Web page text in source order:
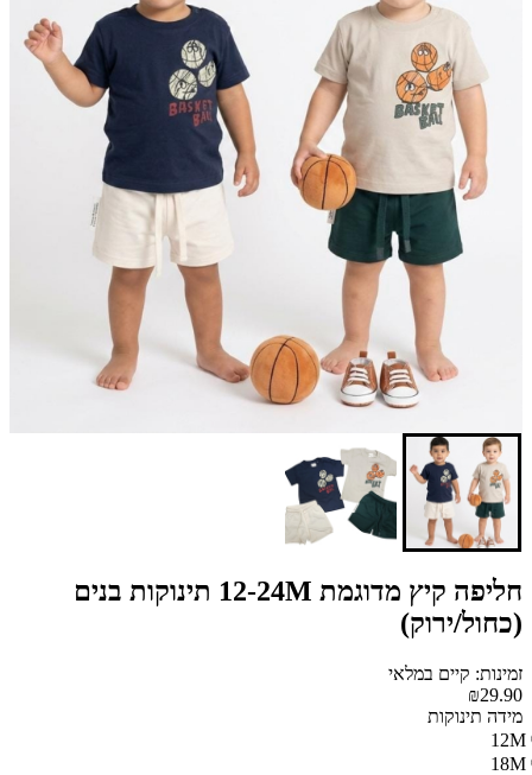
חליפה קיץ מדוגמת 12-24M תינוקות בנים
(כחול/ירוק)
זמינות: קיים במלאי
₪29.90
מידה תינוקות
12M
18M